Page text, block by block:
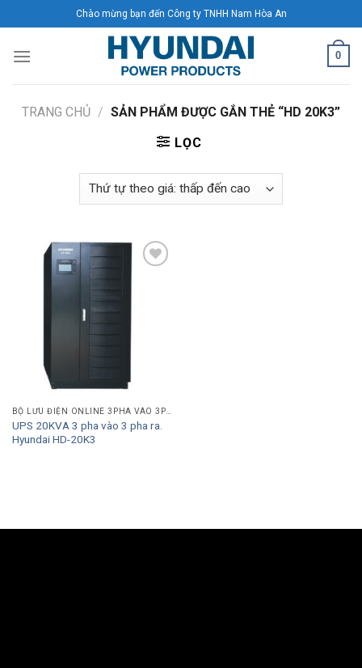
to
content
Chào mừng bạn đến Công ty TNHH Nam Hòa An
0
TRANG CHỦ / SẢN PHẨM ĐƯỢC GẮN THẺ “HD 20K3”
LỌC
UPS 20KVA 3 pha vào 3 pha ra.
Hyundai HD-20K3